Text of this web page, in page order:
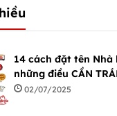
14 cách đặt tên
những điều CẦN
02/07/2025